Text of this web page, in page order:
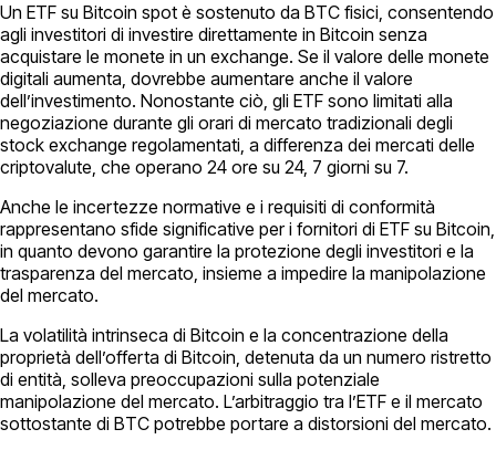
Un ETF su Bitcoin spot è sostenuto da BTC fisici, consentendo
agli investitori di investire direttamente in Bitcoin senza
acquistare le monete in un exchange. Se il valore delle monete
digitali aumenta, dovrebbe aumentare anche il valore
dell’investimento. Nonostante ciò, gli ETF sono limitati alla
negoziazione durante gli orari di mercato tradizionali degli
stock exchange regolamentati, a differenza dei mercati delle
criptovalute, che operano 24 ore su 24, 7 giorni su 7.
Anche le incertezze normative e i requisiti di conformità
rappresentano sfide significative per i fornitori di ETF su Bitcoin,
in quanto devono garantire la protezione degli investitori e la
trasparenza del mercato, insieme a impedire la manipolazione
del mercato.
La volatilità intrinseca di Bitcoin e la concentrazione della
proprietà dell’offerta di Bitcoin, detenuta da un numero ristretto
di entità, solleva preoccupazioni sulla potenziale
manipolazione del mercato. L’arbitraggio tra l’ETF e il mercato
sottostante di BTC potrebbe portare a distorsioni del mercato.